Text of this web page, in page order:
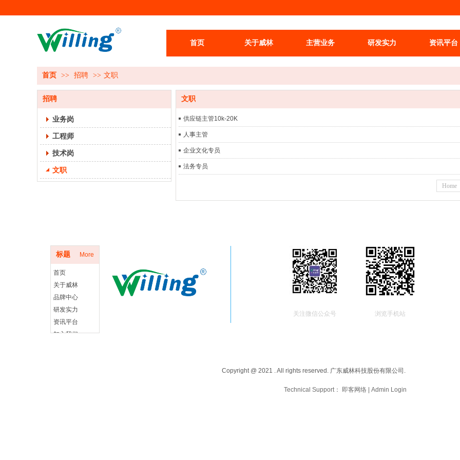
首页 关于威林 主营业务 研发实力 资讯平台
首页 >> 招聘 >> 文职
招聘
业务岗
工程师
技术岗
文职
文职
供应链主管10k-20K
人事主管
企业文化专员
法务专员
Home
标题 More
首页
关于威林
品牌中心
研发实力
资讯平台
加入我们
关注微信公众号 浏览手机站
Copyright @ 2021 . All rights reserved. 广东威林科技股份有限公司.粤ICP备17029368
Technical Support： 即客网络| Admin Login